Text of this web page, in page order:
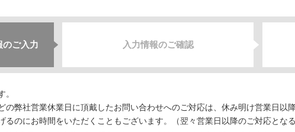
のご入力 入力情報のご確認
の弊社営業休業日に頂戴したお問い合わせへのご対応は、休み明け営業日以
のにお時間をいただくこともございます。（翌々営業日以降のご対応とな